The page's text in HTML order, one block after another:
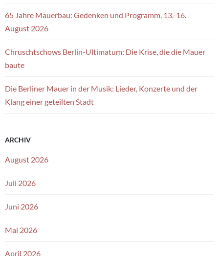
65 Jahre Mauerbau: Gedenken und Programm, 13.-16.
August 2026
Chruschtschows Berlin-Ultimatum: Die Krise, die die Mauer
baute
Die Berliner Mauer in der Musik: Lieder, Konzerte und der
Klang einer geteilten Stadt
ARCHIV
August 2026
Juli 2026
Juni 2026
Mai 2026
April 2026